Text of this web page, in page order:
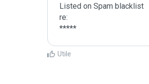
Listed on Spam blacklist
re:
*****
Utile